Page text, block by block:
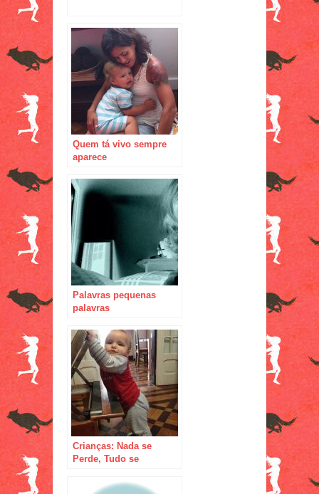
Quem tá vivo sempre
aparece
Palavras pequenas
palavras
Crianças: Nada se
Perde, Tudo se